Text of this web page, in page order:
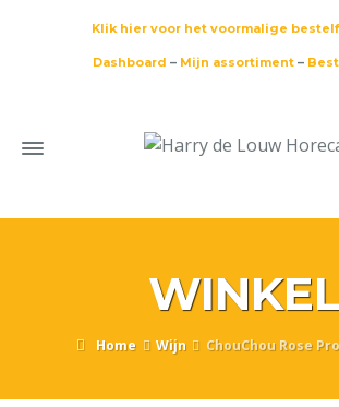
Klik hier voor het voormalige
Dashboard – Mijn assortiment–
Home Wijn ChouChou Rose